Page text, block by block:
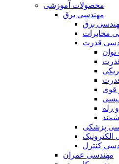
محصولات آموزشی
مهندسی برق
برق
مخابرات
قدرت
قوی
رله
پزشکی
کنترل
مهندسی عمران